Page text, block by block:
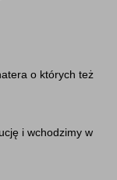
o których też
i wchodzimy w